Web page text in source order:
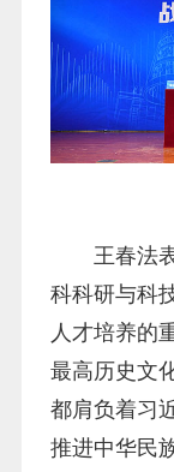
王春法
科科研与科
人才培养的
最高历史文
都肩负着习
推进中华民